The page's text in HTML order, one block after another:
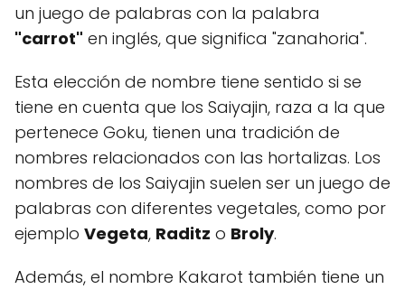
un juego de palabras con la palabra
"carrot" en inglés, que significa "zanahoria".
Esta elección de nombre tiene sentido si se
tiene en cuenta que los Saiyajin, raza a la que
pertenece Goku, tienen una tradición de
nombres relacionados con las hortalizas. Los
nombres de los Saiyajin suelen ser un juego de
palabras con diferentes vegetales, como por
ejemplo Vegeta, Raditz o Broly.
Además, el nombre Kakarot también tiene un